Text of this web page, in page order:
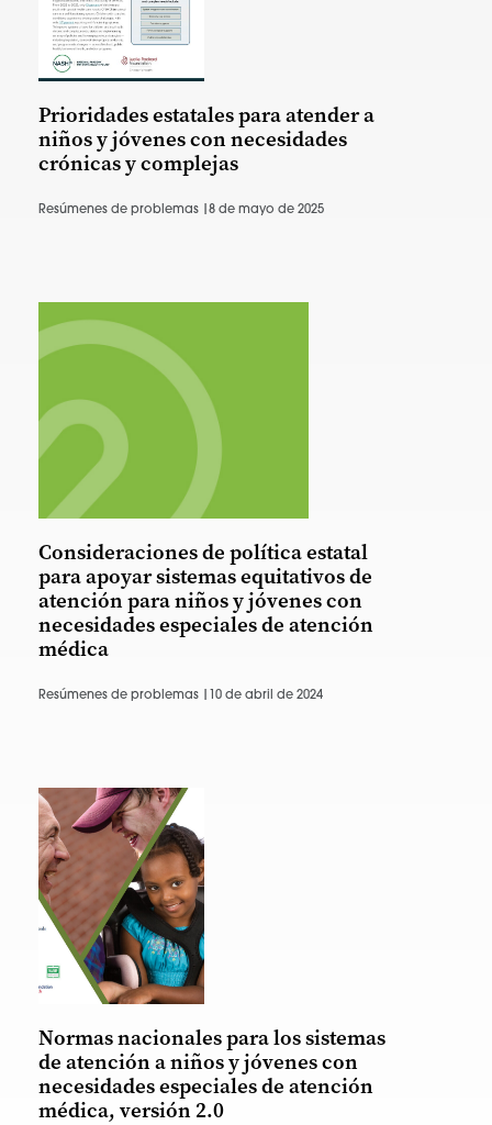
Prioridades estatales para atender a
niños y jóvenes con necesidades
crónicas y complejas
Resúmenes de problemas | 8 de mayo de 2025
Consideraciones de política estatal
para apoyar sistemas equitativos de
atención para niños y jóvenes con
necesidades especiales de atención
médica
Resúmenes de problemas | 10 de abril de 2024
Normas nacionales para los sistemas
de atención a niños y jóvenes con
necesidades especiales de atención
médica, versión 2.0